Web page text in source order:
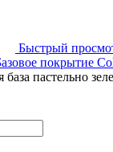
Быстрый
покрытие
база пастельно